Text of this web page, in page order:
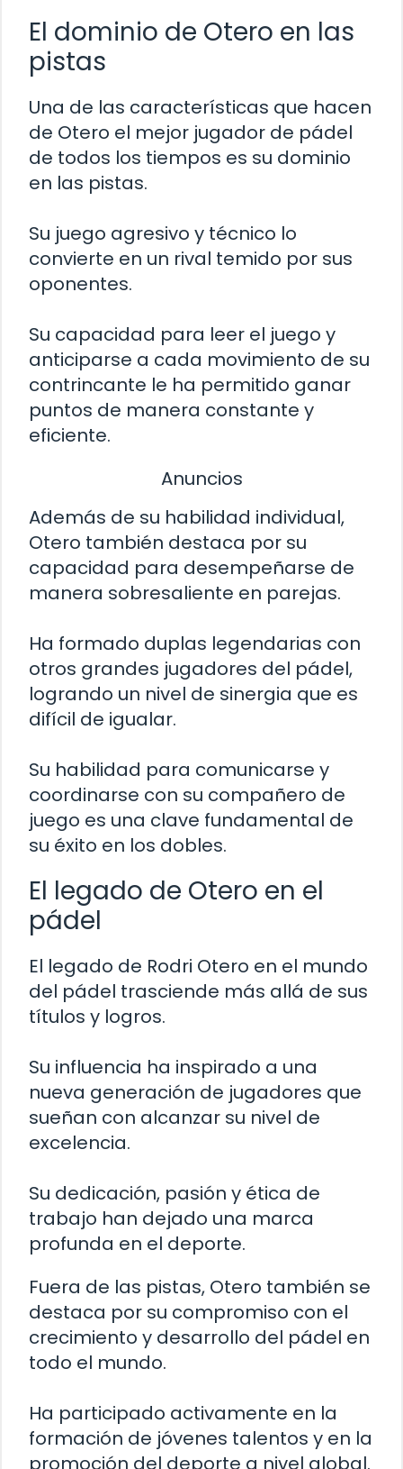
El dominio de Otero en las
pistas
Una de las características que hacen
de Otero el mejor jugador de pádel
de todos los tiempos es su dominio
en las pistas.
Su juego agresivo y técnico lo
convierte en un rival temido por sus
oponentes.
Su capacidad para leer el juego y
anticiparse a cada movimiento de su
contrincante le ha permitido ganar
puntos de manera constante y
eficiente.
Anuncios
Además de su habilidad individual,
Otero también destaca por su
capacidad para desempeñarse de
manera sobresaliente en parejas.
Ha formado duplas legendarias con
otros grandes jugadores del pádel,
logrando un nivel de sinergia que es
difícil de igualar.
Su habilidad para comunicarse y
coordinarse con su compañero de
juego es una clave fundamental de
su éxito en los dobles.
El legado de Otero en el
pádel
El legado de Rodri Otero en el mundo
del pádel trasciende más allá de sus
títulos y logros.
Su influencia ha inspirado a una
nueva generación de jugadores que
sueñan con alcanzar su nivel de
excelencia.
Su dedicación, pasión y ética de
trabajo han dejado una marca
profunda en el deporte.
Fuera de las pistas, Otero también se
destaca por su compromiso con el
crecimiento y desarrollo del pádel en
todo el mundo.
Ha participado activamente en la
formación de jóvenes talentos y en la
promoción del deporte a nivel global.